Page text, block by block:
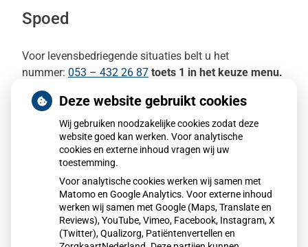
Spoed
Voor levensbedriegende situaties belt u het
nummer: 053 – 432 26 87 toets 1 in het keuze menu.
Het is belangrijjk dat wij direct bereikbaar zijn op deze
telefoonlijn.
Gesprekken die binnen komen en niet
levensbedreigend zijn moeten wij helaas onderbreken
met het verzoek een ander nummer te kiezen.
Wij vragen hiervoor uw begrip.
In de avond/nacht, weekend en op feestdagen:
Kunt u voor spoedgevallen bellen met de
Deze website gebruikt cookies
Wij gebruiken noodzakelijke cookies zodat deze
website goed kan werken. Voor analytische
cookies en externe inhoud vragen wij uw
toestemming.
Voor analytische cookies werken wij samen met
Matomo en Google Analytics. Voor externe inhoud
werken wij samen met Google (Maps, Translate en
Reviews), YouTube, Vimeo, Facebook, Instagram, X
(Twitter), Qualizorg, Patiëntenvertellen en